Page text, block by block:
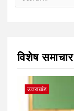
for:
विशेष समाचार
उत्तराखंड